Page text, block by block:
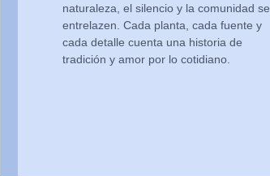
naturaleza, el silencio y la comunidad se
entrelazen. Cada planta, cada fuente y
cada detalle cuenta una historia de
tradición y amor por lo cotidiano.